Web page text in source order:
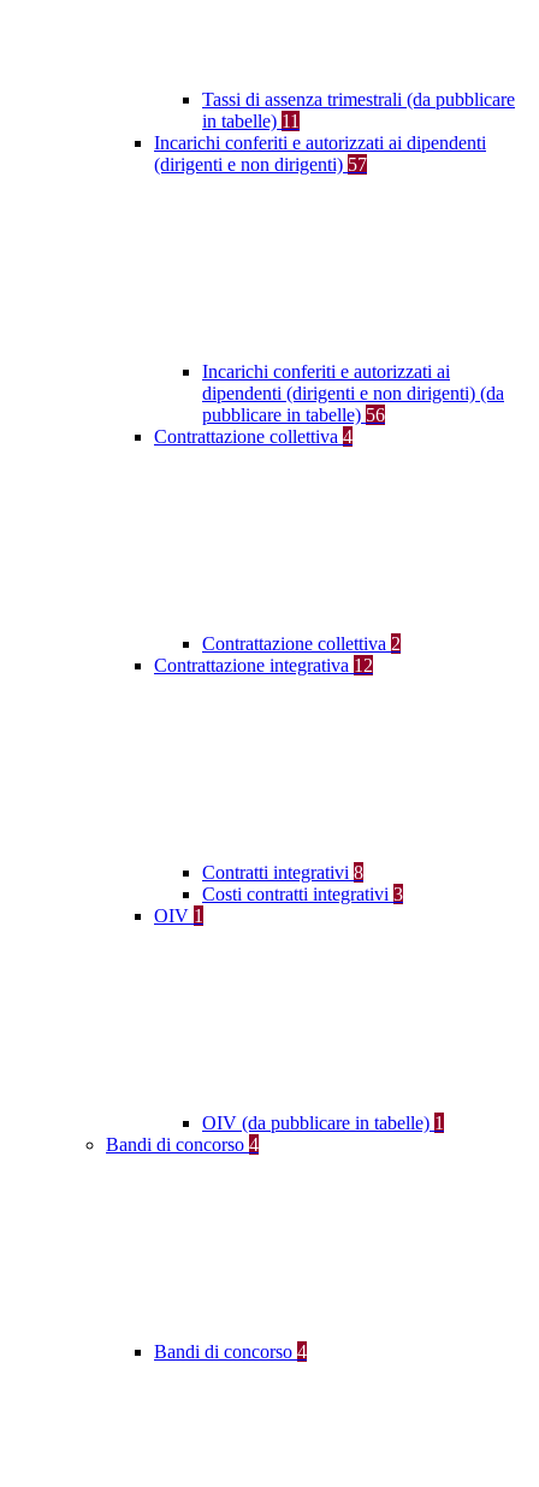
Tassi di assenza trimestrali (da pubblicare
in tabelle) 11
Incarichi conferiti e autorizzati ai dipendenti
(dirigenti e non dirigenti) 57
Incarichi conferiti e autorizzati ai
dipendenti (dirigenti e non dirigenti) (da
pubblicare in tabelle) 56
Contrattazione collettiva 4
Contrattazione collettiva 2
Contrattazione integrativa 12
Contratti integrativi 8
Costi contratti integrativi 3
OIV 1
OIV (da pubblicare in tabelle) 1
Bandi di concorso 4
Bandi di concorso 4